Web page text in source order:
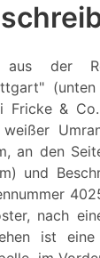
aus der
Fricke &
an den
und
nach
ist eine